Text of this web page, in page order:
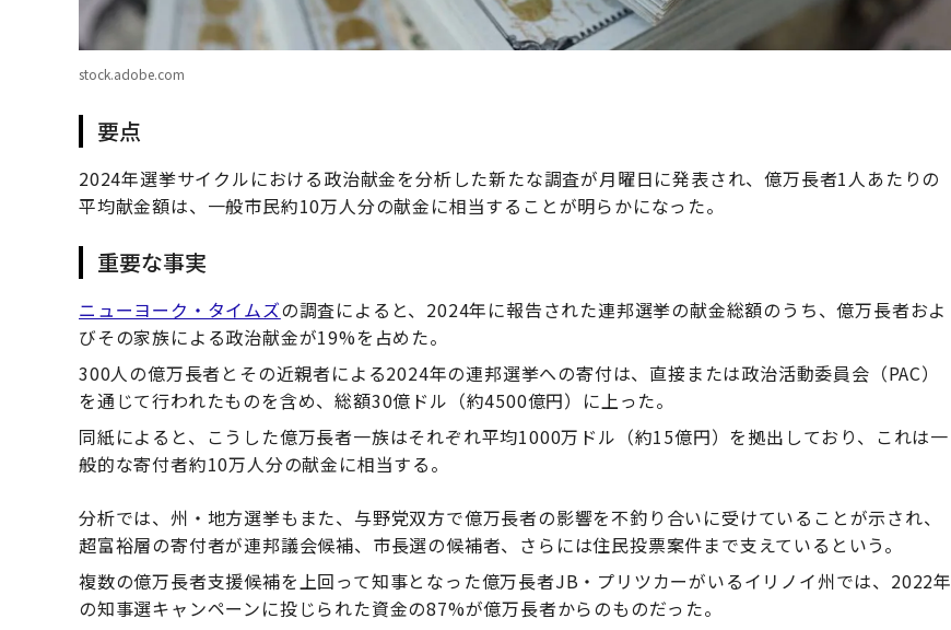
stock.adobe.com
要点
2024年選挙サイクルにおける政治献金を分析した新たな調査が月曜日に発表され、億万長者1人あたりの
平均献金額は、一般市民約10万人分の献金に相当することが明らかになった。
重要な事実
ニューヨーク・タイムズの調査によると、2024年に報告された連邦選挙の献金総額のうち、億万長者およ
びその家族による政治献金が19%を占めた。
300人の億万長者とその近親者による2024年の連邦選挙への寄付は、直接または政治活動委員会（PAC）
を通じて行われたものを含め、総額30億ドル（約4500億円）に上った。
同紙によると、こうした億万長者一族はそれぞれ平均1000万ドル（約15億円）を拠出しており、これは一
般的な寄付者約10万人分の献金に相当する。
分析では、州・地方選挙もまた、与野党双方で億万長者の影響を不釣り合いに受けていることが示され、
超富裕層の寄付者が連邦議会候補、市長選の候補者、さらには住民投票案件まで支えているという。
複数の億万長者支援候補を上回って知事となった億万長者JB・プリツカーがいるイリノイ州では、2022年
の知事選キャンペーンに投じられた資金の87%が億万長者からのものだった。